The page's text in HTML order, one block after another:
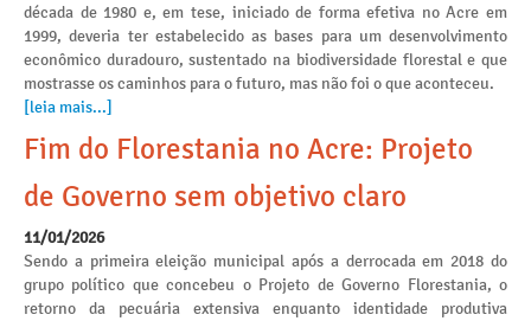
década de 1980 e, em tese, iniciado de forma efetiva no Acre em
1999, deveria ter estabelecido as bases para um desenvolvimento
econômico duradouro, sustentado na biodiversidade florestal e que
mostrasse os caminhos para o futuro, mas não foi o que aconteceu.
[leia mais...]
Fim do Florestania no Acre: Projeto
de Governo sem objetivo claro
11/01/2026
Sendo a primeira eleição municipal após a derrocada em 2018 do
grupo político que concebeu o Projeto de Governo Florestania, o
retorno da pecuária extensiva enquanto identidade produtiva